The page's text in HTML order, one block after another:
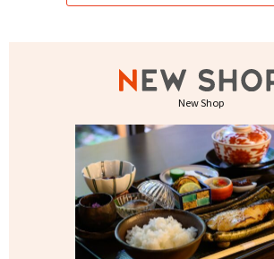
New Shop